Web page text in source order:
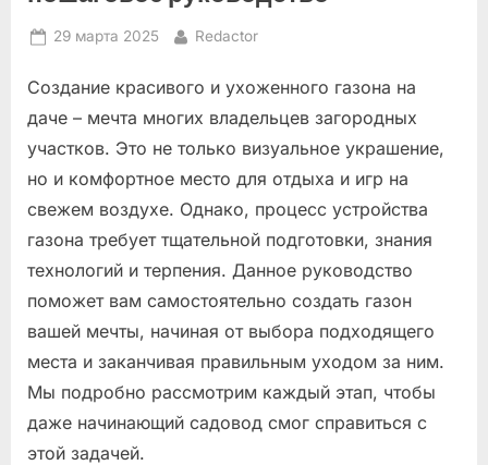
Posted
29 марта 2025 By
Redactor
Создание красивого и ухоженного газона на
даче – мечта многих владельцев загородных
участков. Это не только визуальное украшение,
но и комфортное место для отдыха и игр на
свежем воздухе. Однако, процесс устройства
газона требует тщательной подготовки, знания
технологий и терпения. Данное руководство
поможет вам самостоятельно создать газон
вашей мечты, начиная от выбора подходящего
места и заканчивая правильным уходом за ним.
Мы подробно рассмотрим каждый этап, чтобы
даже начинающий садовод смог справиться с
этой задачей.